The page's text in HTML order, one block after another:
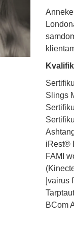
Slings
iRest®
FAMI
Įvairūs
BCom